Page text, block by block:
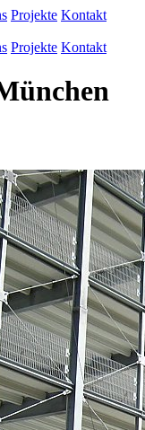
Projekte Kontakt
Projekte Kontakt